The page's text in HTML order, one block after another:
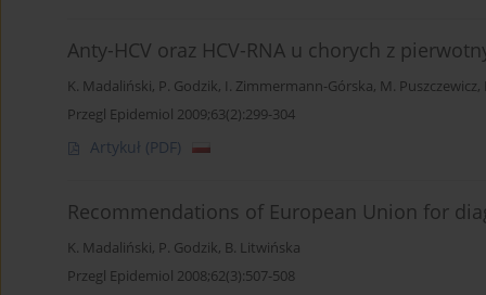
Anty-HCV oraz HCV-RNA u chorych z
K. Madaliński, P. Godzik, I. Zimmermann-Górska, M. Puszczewicz,
Przegl Epidemiol 2009;63(2):299-304
Artykuł (PDF)
Recommendations of European Union for
K. Madaliński, P. Godzik, B. Litwińska
Przegl Epidemiol 2008;62(3):507-508